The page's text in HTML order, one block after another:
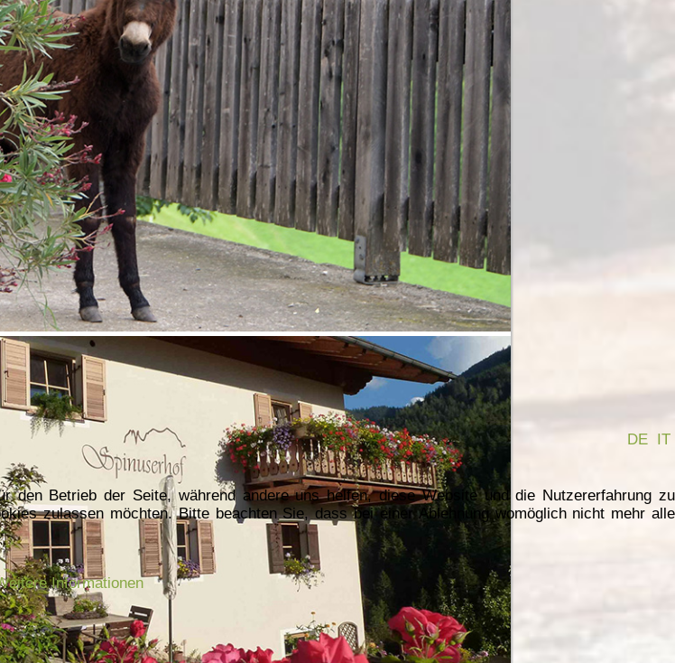
DE IT
Betrieb der Seite, während andere uns helfen, diese Website und die Nutzererfahrung zu
zulassen möchten. Bitte beachten Sie, dass bei einer Ablehnung womöglich nicht mehr alle
Informationen